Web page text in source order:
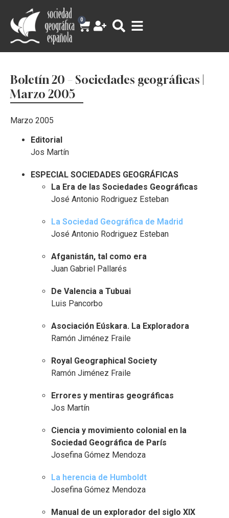
0
Boletín 20 – Sociedades geográficas |
Marzo 2005
Marzo 2005
Editorial
Jos Martín
ESPECIAL SOCIEDADES GEOGRÁFICAS
La Era de las Sociedades Geográficas
José Antonio Rodriguez Esteban
La Sociedad Geográfica de Madrid
José Antonio Rodriguez Esteban
Afganistán, tal como era
Juan Gabriel Pallarés
De Valencia a Tubuai
Luis Pancorbo
Asociación Eúskara. La Exploradora
Ramón Jiménez Fraile
Royal Geographical Society
Ramón Jiménez Fraile
Errores y mentiras geográficas
Jos Martín
Ciencia y movimiento colonial en la
Sociedad Geográfica de París
Josefina Gómez Mendoza
La herencia de Humboldt
Josefina Gómez Mendoza
Manual de un explorador del siglo XIX